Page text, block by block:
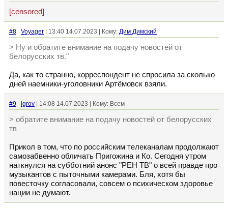
[censored]
#8 Voyager | 13:40 14.07.2023 | Кому: Дим Димский
> Ну и обратите внимание на подачу новостей от
белорусских тв."
Да, как то странно, корреспондент не спросила за сколько
дней наемники-уголовники Артёмовск взяли.
#9 igrov | 14:08 14.07.2023 | Кому: Всем
> обратите внимание на подачу новостей от белорусских
тв
Прикол в том, что по российским телеканалам продолжают
самозабвенно обличать Пригожина и Ко. Сегодня утром
наткнулся на субботний анонс "РЕН ТВ" о всей правде про
музыкантов с пыточными камерами. Бля, хотя бы
повесточку согласовали, совсем о психическом здоровье
нации не думают.